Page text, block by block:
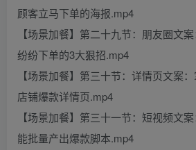
顾客立马下单的海报.mp4
【场景加餐】第二十九节：朋友圈文
纷纷下单的3大狠招.mp4
【场景加餐】第三十节：详情页文案
店铺爆款详情页.mp4
【场景加餐】第三十一节：短视频文
能批量产出爆款脚本.mp4